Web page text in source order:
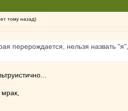
тому назад)
перерождается, нельзя назвать